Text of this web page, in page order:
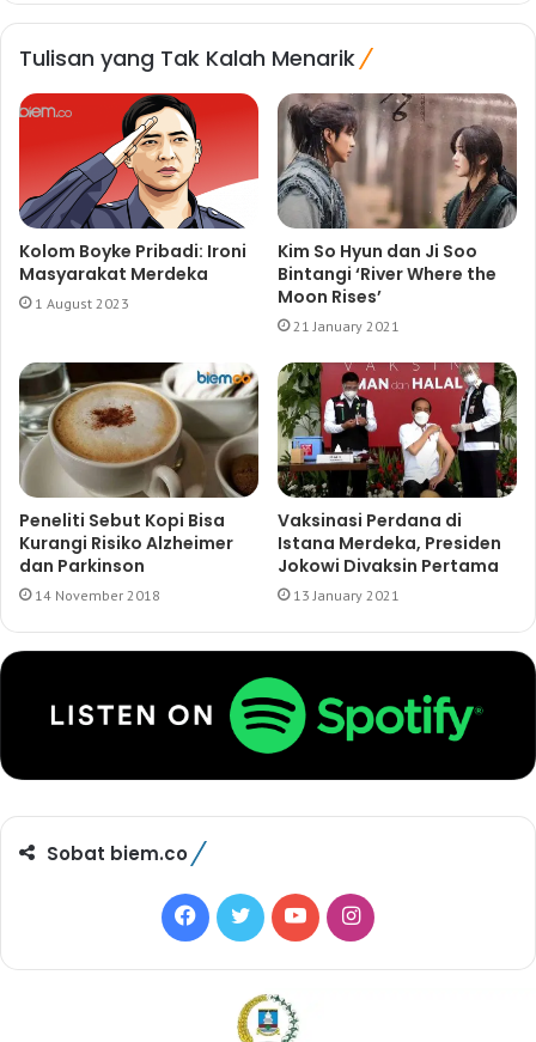
Tulisan yang Tak Kalah Menarik
Kolom Boyke Pribadi: Ironi
Masyarakat Merdeka
1 August 2023
Kim So Hyun dan Ji Soo
Bintangi ‘River Where the
Moon Rises’
21 January 2021
Peneliti Sebut Kopi Bisa
Kurangi Risiko Alzheimer
dan Parkinson
14 November 2018
Vaksinasi Perdana di
Istana Merdeka, Presiden
Jokowi Divaksin Pertama
13 January 2021
Sobat biem.co
F
a
T
w
i
Y
o
I
n